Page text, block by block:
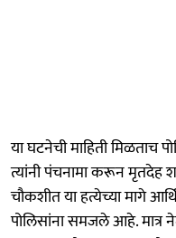
या घटनेची माहिती मिळताच
त्यांनी पंचनामा करून मृतदेह
चौकशीत या हत्येच्या मागे
पोलिसांना समजले आहे.